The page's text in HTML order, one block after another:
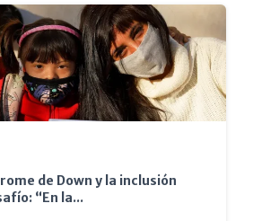
de Down y la inclusión
“En la...